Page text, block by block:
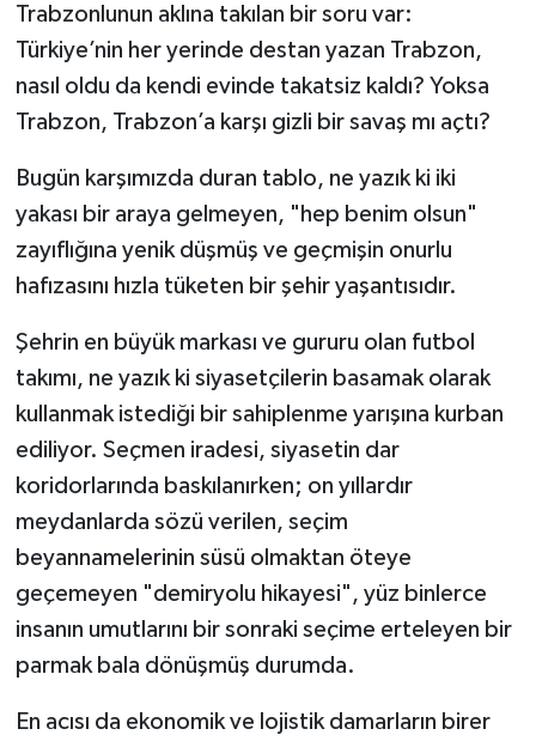
Trabzonlunun aklına takılan bir soru var:
Türkiye’nin her yerinde destan yazan Trabzon,
nasıl oldu da kendi evinde takatsiz kaldı? Yoksa
Trabzon, Trabzon’a karşı gizli bir savaş mı açtı?
Bugün karşımızda duran tablo, ne yazık ki iki
yakası bir araya gelmeyen, "hep benim olsun"
zayıflığına yenik düşmüş ve geçmişin onurlu
hafızasını hızla tüketen bir şehir yaşantısıdır.
Şehrin en büyük markası ve gururu olan futbol
takımı, ne yazık ki siyasetçilerin basamak olarak
kullanmak istediği bir sahiplenme yarışına kurban
ediliyor. Seçmen iradesi, siyasetin dar
koridorlarında baskılanırken; on yıllardır
meydanlarda sözü verilen, seçim
beyannamelerinin süsü olmaktan öteye
geçemeyen "demiryolu hikayesi", yüz binlerce
insanın umutlarını bir sonraki seçime erteleyen bir
parmak bala dönüşmüş durumda.
En acısı da ekonomik ve lojistik damarların birer